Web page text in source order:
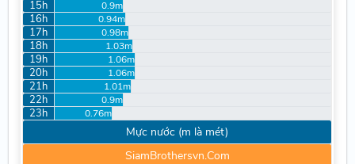
15h 0.9m
16h 0.94m
17h 0.98m
18h 1.03m
19h 1.06m
20h 1.06m
21h 1.01m
22h 0.9m
23h 0.76m
Mực nước (m là mét)
SiamBrothersvn.Com